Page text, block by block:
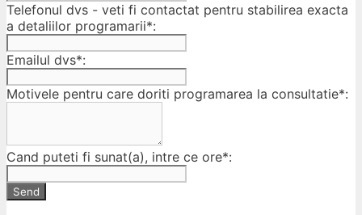
Telefonul dvs - veti fi contactat pentru stabilirea exacta
a detaliilor programarii*:
Emailul dvs*:
Motivele pentru care doriti programarea la consultatie*:
Cand puteti fi sunat(a), intre ce ore*:
Send